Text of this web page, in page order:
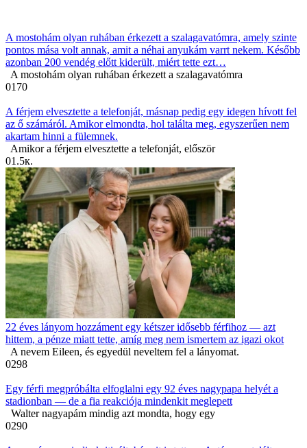
A mostohám olyan ruhában érkezett a szalagavatómra, amely szinte
pontos mása volt annak, amit a néhai anyukám varrt nekem. Később
azonban 200 vendég előtt kiderült, miért tette ezt…
A mostohám olyan ruhában érkezett a szalagavatómra
0170
A férjem elvesztette a telefonját, másnap pedig egy idegen hívott fel
az ő számáról. Amikor elmondta, hol találta meg, egyszerűen nem
akartam hinni a fülemnek.
Amikor a férjem elvesztette a telefonját, először
01.5к.
22 éves lányom hozzáment egy kétszer idősebb férfihoz — azt
hittem, a pénze miatt tette, amíg meg nem ismertem az igazi okot
A nevem Eileen, és egyedül neveltem fel a lányomat.
0298
Egy férfi megpróbálta elfoglalni egy 92 éves nagypapa helyét a
stadionban — de a fia reakciója mindenkit meglepett
Walter nagyapám mindig azt mondta, hogy egy
0290